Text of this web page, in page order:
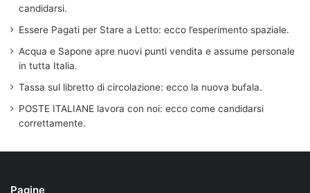
candidarsi.
Essere Pagati per Stare a Letto: ecco l’esperimento spaziale.
Acqua e Sapone apre nuovi punti vendita e assume personale
in tutta Italia.
Tassa sul libretto di circolazione: ecco la nuova bufala.
POSTE ITALIANE lavora con noi: ecco come candidarsi
correttamente.
Pagine